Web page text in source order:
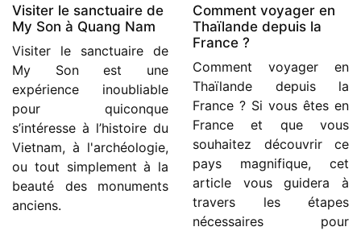
Visiter le sanctuaire de
My Son à Quang Nam
Visiter le sanctuaire de
My Son est une
expérience inoubliable
pour quiconque
s’intéresse à l’histoire du
Vietnam, à l'archéologie,
ou tout simplement à la
beauté des monuments
anciens.
Comment voyager en
Thaïlande depuis la
France ?
Comment voyager en
Thaïlande depuis la
France ? Si vous êtes en
France et que vous
souhaitez découvrir ce
pays magnifique, cet
article vous guidera à
travers les étapes
nécessaires pour